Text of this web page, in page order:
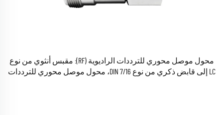
محول موصل محوري للترددات الراديوية (RF): مقبس أنثوي من نوع
LC إلى قابض ذكري من نوع 7/16 DIN، محول موصل محوري للترددات